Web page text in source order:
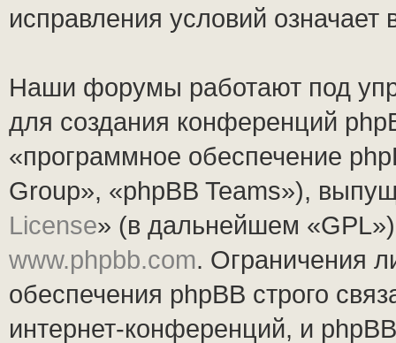
исправления условий
Наши форумы работают под
для создания конференций
«программное обеспечение
Group», «phpBB Teams»),
License» (в дальнейшем
www.phpbb.com. Ограничения
обеспечения phpBB строго
интернет-конференций, и